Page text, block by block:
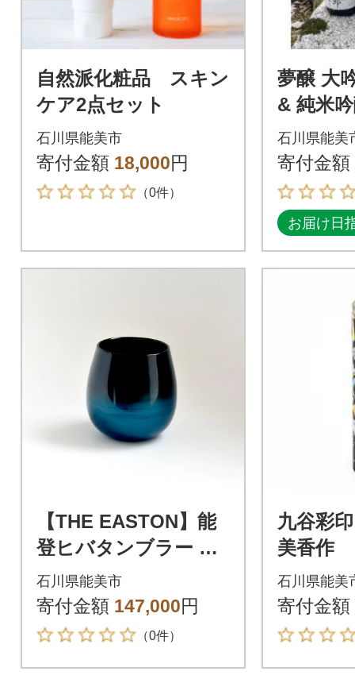
自然派化粧品 スキン
ケア2点セット
石川県能美市
寄付金額 18,000円
（0件）
夢醸 大
& 純米
酒 日
み比べ
石川県能美
寄付金額
お届け日
【THE EASTON】能
登ヒバタンブラー ラ
ウンドタイプ 輪島塗
(パールブルー)
石川県能美市
寄付金額 147,000円
（0件）
九谷彩
美香作
石川県能美
寄付金額